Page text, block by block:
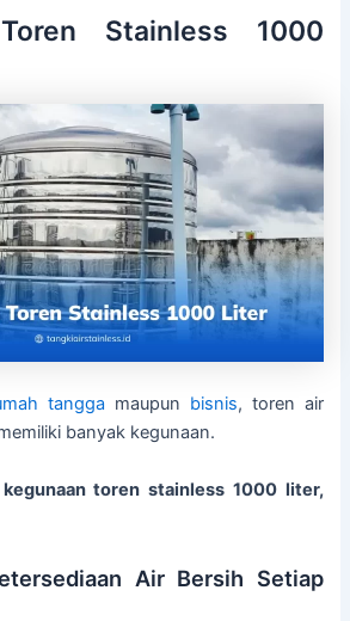
Stainless 1000
tangga maupun bisnis, toren air
banyak kegunaan.
toren stainless 1000 liter,
Air Bersih Setiap